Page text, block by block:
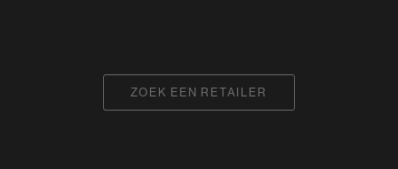
ZOEK EEN RETAILER